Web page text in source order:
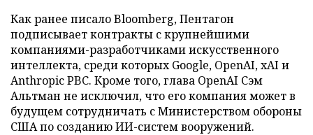
Как ранее писало Bloomberg, Пентагон
подписывает контракты с крупнейшими
компаниями-разработчиками искусственного
интеллекта, среди которых Google, OpenAI, xAI и
Anthropic PBC. Кроме того, глава OpenAI Сэм
Альтман не исключил, что его компания может в
будущем сотрудничать с Министерством обороны
США по созданию ИИ-систем вооружений.